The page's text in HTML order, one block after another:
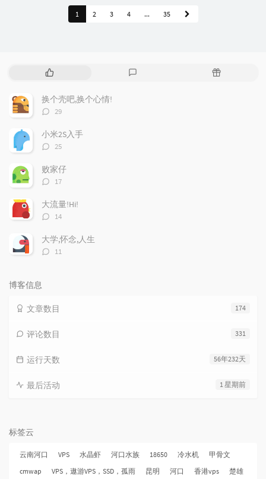
1 2 3 4 ... 35
热
文
章
随
换个壳吧,换个心情!
评
数：
29
小米2S入手
评
数：
25
败家仔
评
数：
17
大流量!Hi!
评
数：
14
大学,怀念,人生
评
11
博客信息
174
文章数目
331
评论数目
56年232天
运行天数
1 星期前
最后活动
标签云
云南河口 VPS 水晶虾 河口水族 18650 冷水机
甲骨文
cmwap
VPS，遨游VPS，SSD，孤雨 昆明 河口 香港vps 楚雄